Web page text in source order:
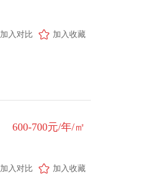
加入收藏
加入对比
600-700元/年/㎡
加入收藏
加入对比